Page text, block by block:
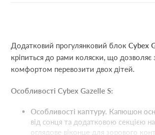
Додатковий прогулянковий блок Cybex
кріпиться до рами коляски, що дозволяє
комфортом перевозити двох дітей.
Особливості Cybex Gazelle S:
Особливості каптуру. Капюшон
від сонця та додатковою секцією
оглядове віконце для зорового